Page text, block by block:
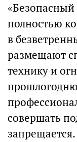
полностью
в
размещают
технику и
совершать
запрещается.